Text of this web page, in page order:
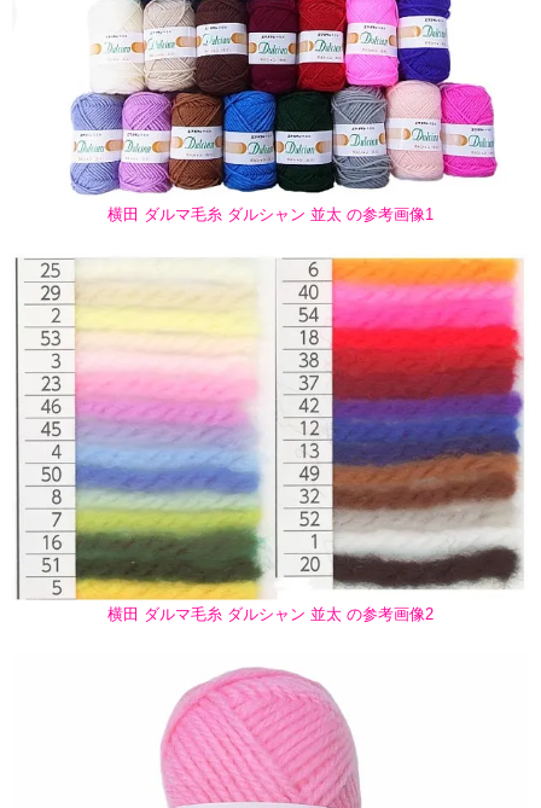
横田 ダルマ毛糸 ダルシャン 並太 の参考画像1
横田 ダルマ毛糸 ダルシャン 並太 の参考画像2